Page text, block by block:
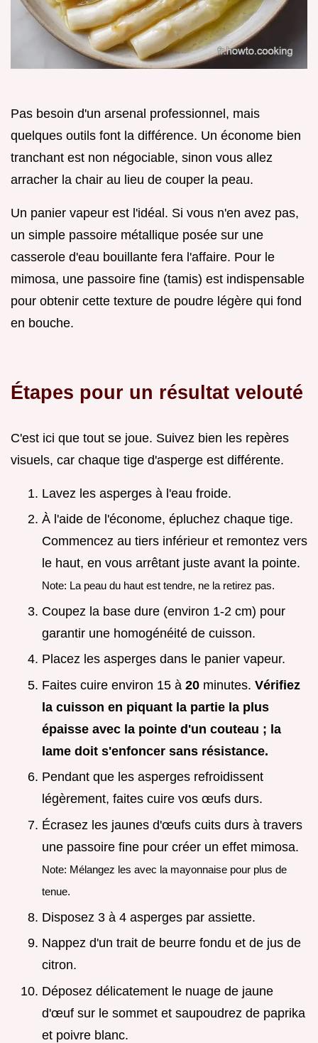
Pas besoin d'un arsenal professionnel, mais
quelques outils font la différence. Un économe bien
tranchant est non négociable, sinon vous allez
arracher la chair au lieu de couper la peau.
Un panier vapeur est l'idéal. Si vous n'en avez pas,
un simple passoire métallique posée sur une
casserole d'eau bouillante fera l'affaire. Pour le
mimosa, une passoire fine (tamis) est indispensable
pour obtenir cette texture de poudre légère qui fond
en bouche.
Étapes pour un résultat velouté
C'est ici que tout se joue. Suivez bien les repères
visuels, car chaque tige d'asperge est différente.
Lavez les asperges à l'eau froide.
À l'aide de l'économe, épluchez chaque tige.
Commencez au tiers inférieur et remontez vers
le haut, en vous arrêtant juste avant la pointe.
Note: La peau du haut est tendre, ne la retirez pas.
Coupez la base dure (environ 1-2 cm) pour
garantir une homogénéité de cuisson.
Placez les asperges dans le panier vapeur.
Faites cuire environ 15 à 20 minutes. Vérifiez
la cuisson en piquant la partie la plus
épaisse avec la pointe d'un couteau ; la
lame doit s'enfoncer sans résistance.
Pendant que les asperges refroidissent
légèrement, faites cuire vos œufs durs.
Écrasez les jaunes d'œufs cuits durs à travers
une passoire fine pour créer un effet mimosa.
Note: Mélangez les avec la mayonnaise pour plus de
tenue.
Disposez 3 à 4 asperges par assiette.
Nappez d'un trait de beurre fondu et de jus de
citron.
Déposez délicatement le nuage de jaune
d'œuf sur le sommet et saupoudrez de paprika
et poivre blanc.